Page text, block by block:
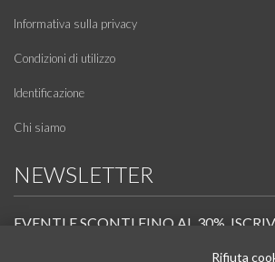
Informativa sulla privacy
Condizioni di utilizzo
Identificazione
Chi siamo
NEWSLETTER
EVENTI E SCONTI FINO AL 30%.
Scopri in anteprima i nuovi prodotti, le promozioni riservate
Rifiuta